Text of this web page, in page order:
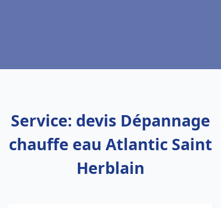
Service: devis Dépannage
chauffe eau Atlantic Saint
Herblain